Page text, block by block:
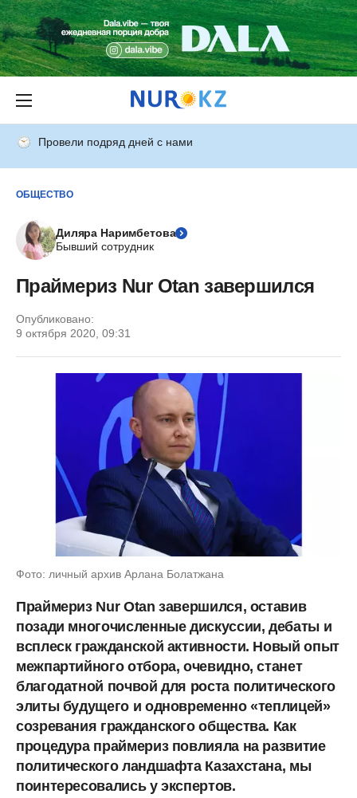
Провели подряд дней с нами
ОБЩЕСТВО
Диляра Наримбетова
Бывший сотрудник
Праймериз Nur Otan завершился
Опубликовано:
9 октября 2020, 09:31
Фото: личный архив Арлана Болатжана
Праймериз Nur Otan завершился, оставив
позади многочисленные дискуссии, дебаты и
всплеск гражданской активности. Новый опыт
межпартийного отбора, очевидно, станет
благодатной почвой для роста политического
элиты будущего и одновременно «теплицей»
созревания гражданского общества. Как
процедура праймериз повлияла на развитие
политического ландшафта Казахстана, мы
поинтересовались у экспертов.